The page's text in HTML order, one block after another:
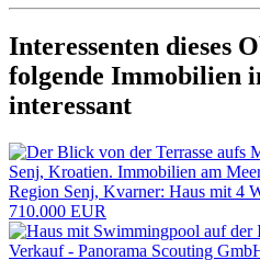
Interessenten dieses
folgende Immobilien
interessant
Region Senj, Kvarner: Haus mit 4
710.000 EUR